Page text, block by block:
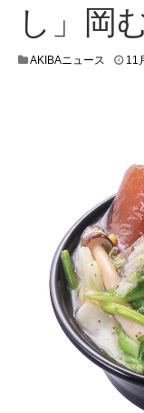
し」岡
AKIBAニュース 11